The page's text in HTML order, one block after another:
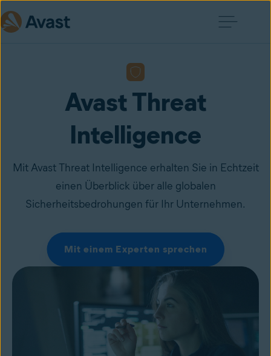
Avast Threat
Intelligence
Mit Avast Threat Intelligence erhalten Sie in Echtzeit
einen Überblick über alle globalen
Sicherheitsbedrohungen für Ihr Unternehmen.
Mit einem Experten sprechen